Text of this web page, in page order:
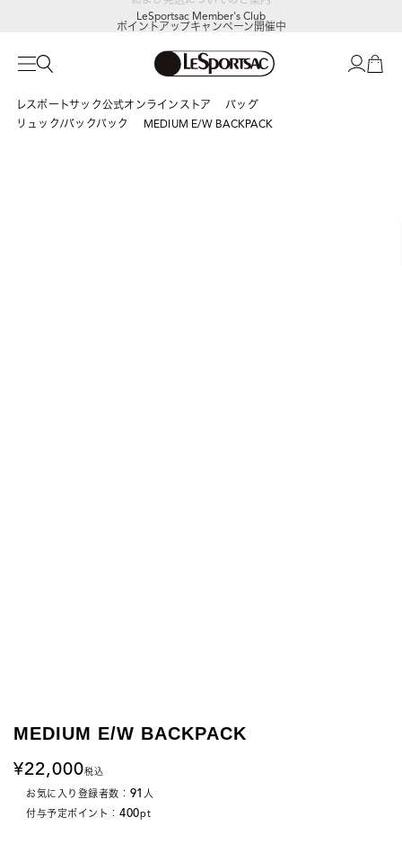
LeSportsac Member's Club
ポイントアップキャンペーン開催中
レスポートサック公式オンラインストア
バッグ
リュック/バックパック
MEDIUM E/W BACKPACK
MEDIUM E/W BACKPACK
22,000税込
お気に入り登録者数： 91 人
付与予定ポイント： 400pt